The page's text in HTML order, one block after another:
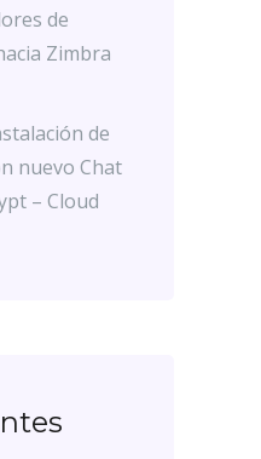
de
Zimbra
de
nuevo Chat
– Cloud